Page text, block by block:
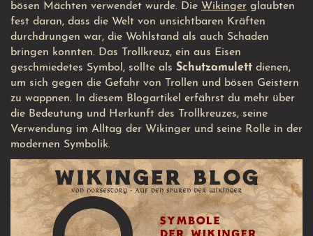
bösen Mächten verwendet wurde. Die Wikinger glaubten
fest daran, dass die Welt von unsichtbaren Kräften
durchdrungen war, die Wohlstand als auch Schaden
bringen konnten. Das Trollkreuz, ein aus Eisen
geschmiedetes Symbol, sollte als Schutzamulett dienen,
um sich gegen die Gefahr von Trollen und bösen Geistern
zu wappnen. In diesem Blogartikel erfährst du mehr über
die Bedeutung und Herkunft des Trollkreuzes, seine
Verwendung im Alltag der Wikinger und seine Rolle in der
modernen Symbolik.